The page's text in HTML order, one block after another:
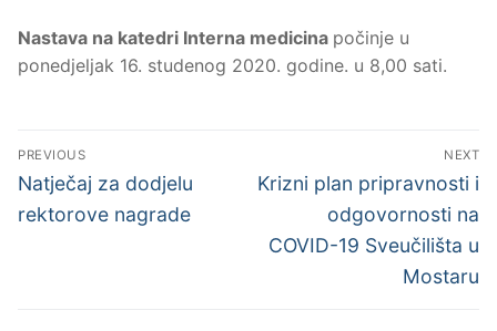
Nastava na katedri Interna medicina počinje u
ponedjeljak 16. studenog 2020. godine. u 8,00 sati.
Navigacija
objava
PREVIOUS
Previous
post:
Natječaj za dodjelu
rektorove nagrade
NEXT
Next
Krizni plan pripravnosti i
odgovornosti na
COVID-19 Sveučilišta u
Mostaru